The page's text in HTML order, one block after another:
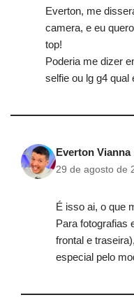
Everton, me
camera, e eu
top!
Poderia me dizer
selfie ou lg g4 qual
Everton Vianna
29 de agosto de
É isso ai, o que
Para fotografias
frontal e
especial pelo